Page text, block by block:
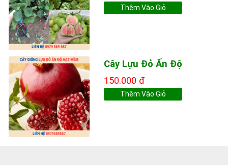
Thêm Vào Giỏ
Cây Lựu Đỏ Ấn Độ
150.000 đ
Thêm Vào Giỏ